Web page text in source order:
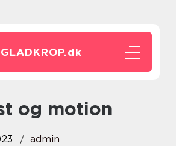
dk
og motion
admin